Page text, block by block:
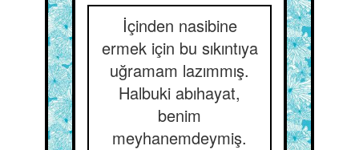
İçinden nasibine
ermek için bu sıkıntıya
uğramam lazımmış.
Halbuki abıhayat,
benim
meyhanemdeymiş.